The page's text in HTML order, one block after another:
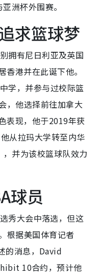
洲杯外围赛。
求篮球梦
拥有尼日利亚及英国
港并在此诞下他。
学，并参与过校际篮
，他选择前往加拿大
表现，他于2019年获
从拉玛大学转至内华
并为该校篮球队效力
球员
秀大会中落选，但这
根据美国体育记者
的消息，David
10合约，预计他